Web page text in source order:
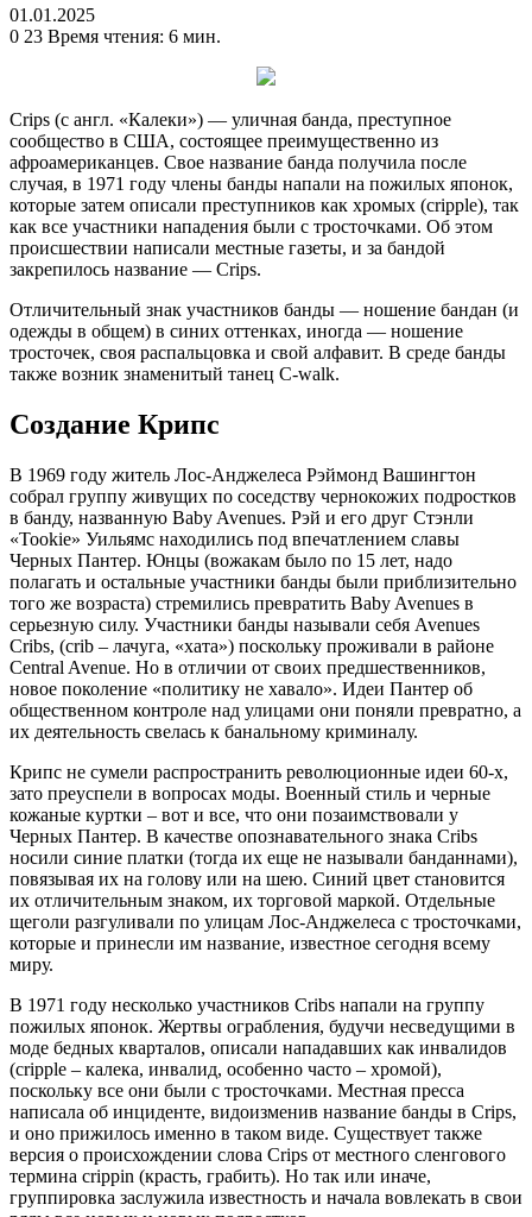
01.01.2025
0 23 Время чтения: 6 мин.
Crips (с англ. «Калеки») — уличная банда, преступное
сообщество в США, состоящее преимущественно из
афроамериканцев. Свое название банда получила после
случая, в 1971 году члены банды напали на пожилых японок,
которые затем описали преступников как хромых (cripple), так
как все участники нападения были с тросточками. Об этом
происшествии написали местные газеты, и за бандой
закрепилось название — Crips.
Отличительный знак участников банды — ношение бандан (и
одежды в общем) в синих оттенках, иногда — ношение
тросточек, своя распальцовка и свой алфавит. В среде банды
также возник знаменитый танец C-walk.
Создание Крипс
В 1969 году житель Лос-Анджелеса Рэймонд Вашингтон
собрал группу живущих по соседству чернокожих подростков
в банду, названную Baby Avenues. Рэй и его друг Стэнли
«Tookie» Уильямс находились под впечатлением славы
Черных Пантер. Юнцы (вожакам было по 15 лет, надо
полагать и остальные участники банды были приблизительно
того же возраста) стремились превратить Baby Avenues в
серьезную силу. Участники банды называли себя Avenues
Cribs, (crib – лачуга, «хата») поскольку проживали в районе
Central Avenue. Но в отличии от своих предшественников,
новое поколение «политику не хавало». Идеи Пантер об
общественном контроле над улицами они поняли превратно, а
их деятельность свелась к банальному криминалу.
Крипс не сумели распространить революционные идеи 60-х,
зато преуспели в вопросах моды. Военный стиль и черные
кожаные куртки – вот и все, что они позаимствовали у
Черных Пантер. В качестве опознавательного знака Cribs
носили синие платки (тогда их еще не называли банданнами),
повязывая их на голову или на шею. Синий цвет становится
их отличительным знаком, их торговой маркой. Отдельные
щеголи разгуливали по улицам Лос-Анджелеса с тросточками,
которые и принесли им название, известное сегодня всему
миру.
В 1971 году несколько участников Cribs напали на группу
пожилых японок. Жертвы ограбления, будучи несведущими в
моде бедных кварталов, описали нападавших как инвалидов
(cripple – калека, инвалид, особенно часто – хромой),
поскольку все они были с тросточками. Местная пресса
написала об инциденте, видоизменив название банды в Crips,
и оно прижилось именно в таком виде. Существует также
версия о происхождении слова Crips от местного сленгового
термина crippin (красть, грабить). Но так или иначе,
группировка заслужила известность и начала вовлекать в свои